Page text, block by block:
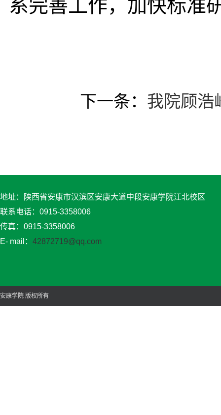
系完善工作，加快标准
下一条： 我院顾浩
地址：陕西省安康市汉滨区安康大道中段安康学院江北校区
联系电话：0915-3358006
传真：0915-3358006
E- mail： 42872719@qq.com
安康学院 版权所有